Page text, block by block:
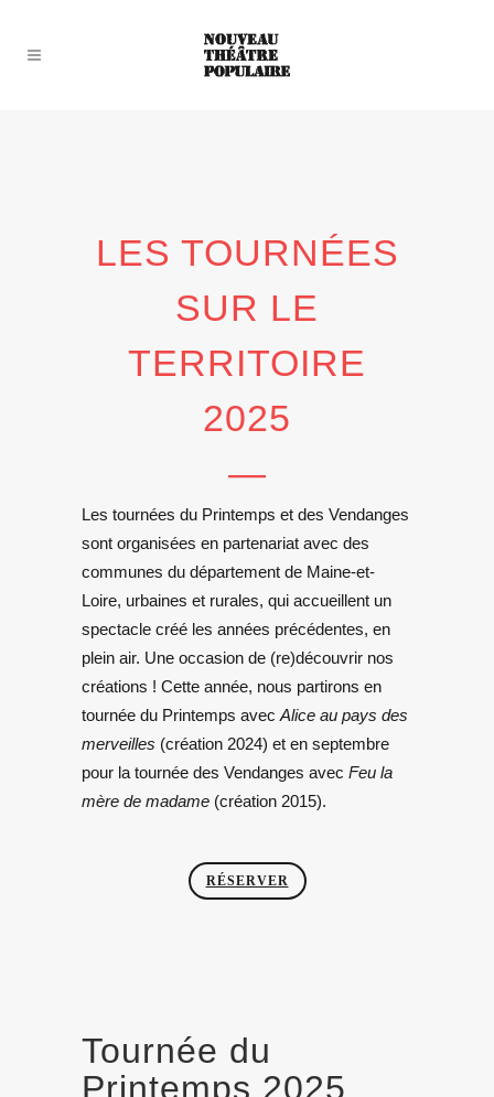
LES TOURNÉES
SUR LE
TERRITOIRE
2025
—
Les tournées du Printemps et des Vendanges
sont organisées en partenariat avec des
communes du département de Maine-et-
Loire, urbaines et rurales, qui accueillent un
spectacle créé les années précédentes, en
plein air. Une occasion de (re)découvrir nos
créations ! Cette année, nous partirons en
tournée du Printemps avec Alice au pays des
merveilles (création 2024) et en septembre
pour la tournée des Vendanges avec Feu la
mère de madame (création 2015).
RÉSERVER
Tournée du
Printemps 2025